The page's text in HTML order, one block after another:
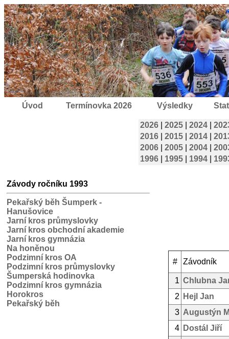
Úvod Termínovka 2026 Výsledky
2026 2025 2024
2016
2015 2014
2006
2005 2004
1996
1995 1994
Závody ročníku 1993
Pekařský běh Šumperk -
Hanušovice
Jarní kros průmyslovky
Jarní kros obchodní akademie
Jarní kros gymnázia
Na honěnou
Podzimní kros OA
Podzimní kros průmyslovky
Šumperská hodinovka
Podzimní kros gymnázia
Horokros
Pekařský běh
# Závodník
1 Chlubna
2
Hejl Jan
3 Augustýn
4 Dostál Jiří